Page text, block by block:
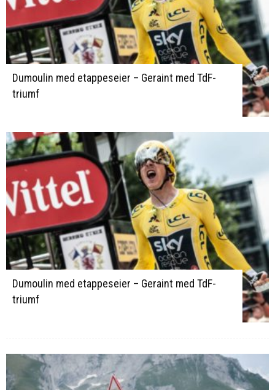
Dumoulin med etappeseier – Geraint med TdF-
triumf
Dumoulin med etappeseier – Geraint med TdF-
triumf